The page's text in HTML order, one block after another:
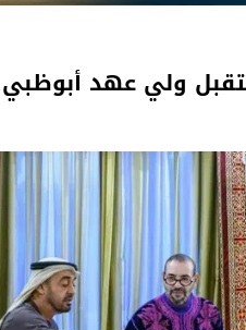
ولي عهد أبوظبي